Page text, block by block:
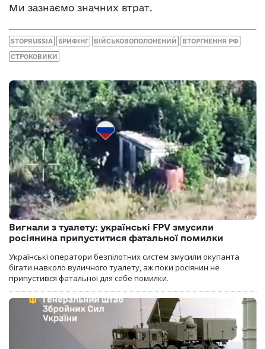
Ми зазнаємо значних втрат.
STOPRUSSIA БРИФІНГ ВІЙСЬКОВОПОЛОНЕНИЙ ВТОРГНЕННЯ РФ
СТРОКОВИКИ
Вигнали з туалету: українські FPV змусили
росіянина припуститися фатальної помилки
Українські оператори безпілотних систем змусили окупанта
бігати навколо вуличного туалету, аж поки росіянин не
припустився фатальної для себе помилки.